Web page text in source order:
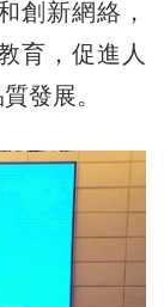
創新網絡，
育，促進人
發展。